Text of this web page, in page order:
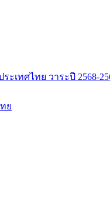
เทศไทย วาระปี 2568-
ย